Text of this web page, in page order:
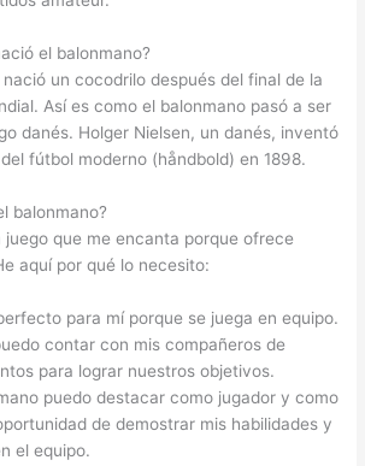
el balonmano?
un cocodrilo después del final de la
Así es como el balonmano pasó a ser
danés. Holger Nielsen, un danés, inventó
fútbol moderno (håndbold) en 1898.
balonmano?
juego que me encanta porque ofrece
aquí por qué lo necesito:
para mí porque se juega en equipo.
contar con mis compañeros de
para lograr nuestros objetivos.
puedo destacar como jugador y como
de demostrar mis habilidades y
el equipo.